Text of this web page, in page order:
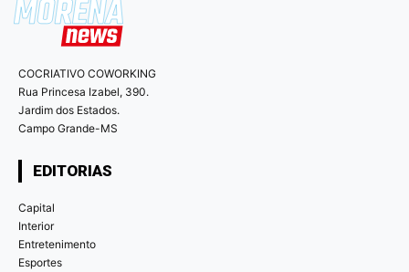
COCRIATIVO COWORKING
Rua Princesa Izabel, 390.
Jardim dos Estados.
Campo Grande-MS
EDITORIAS
Capital
Interior
Entretenimento
Esportes